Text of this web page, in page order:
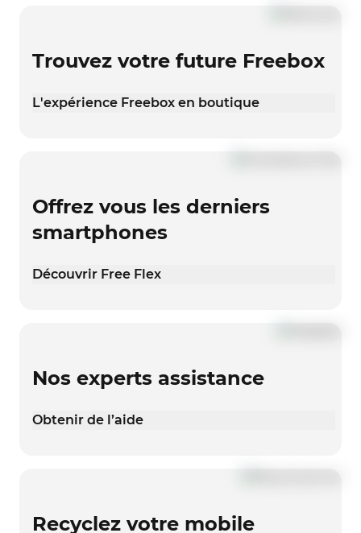
Trouvez votre future Freebox
L'expérience Freebox en boutique
Offrez vous les derniers
smartphones
Découvrir Free Flex
Nos experts assistance
Obtenir de l’aide
Recyclez votre mobile